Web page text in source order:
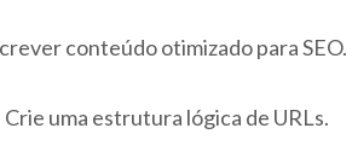
conteúdo otimizado para SEO.
uma estrutura lógica de URLs.